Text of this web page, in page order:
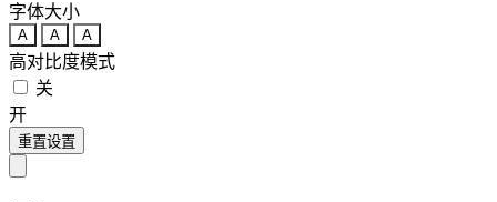
字体大小
A A A
高对比度模式
关
开
重置设置